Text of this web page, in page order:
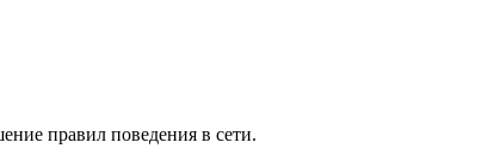
правил поведения в сети.